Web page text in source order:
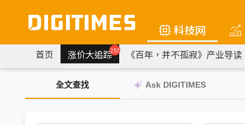
科技网
首页 涨价大追踪257 《百年，并不孤寂》产业导读
全文查找 Ask DIGITIMES